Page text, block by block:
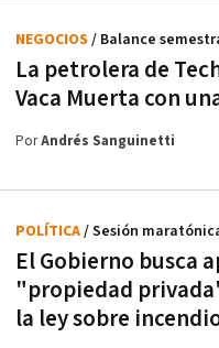
La petrolera de
Vaca Muerta con
NEGOCIOS / Balance
PorAndrés Sanguinetti
El Gobierno busca
"propiedad
la ley sobre
POLÍTICA/ Sesión